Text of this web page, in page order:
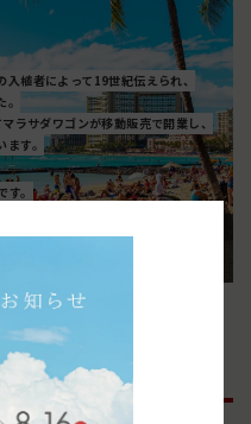
植者によって19世紀伝えられ、
ラサダワゴンが移動販売で開業し、
ます。
。
わり製法